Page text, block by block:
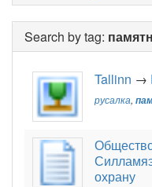
Search by tag:
Tallinn →
русалка,
охрану